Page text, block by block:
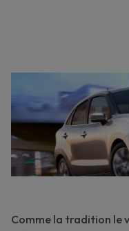
Comme la tradition le